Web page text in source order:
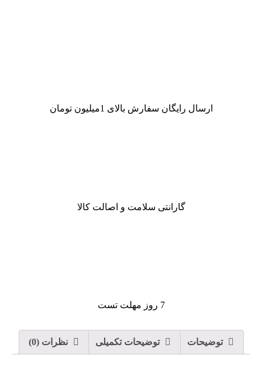
ارسال رایگان سفارش بالای 1میلیون تومان
گارانتی سلامت و اصالت کالا
7 روز مهلت تست
توضیحات توضیحات تکمیلی نظرات (0)